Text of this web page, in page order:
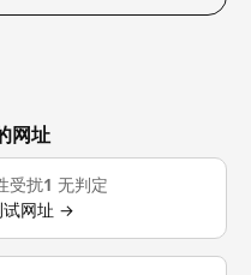
网址
受扰1 无判定
试网址 →